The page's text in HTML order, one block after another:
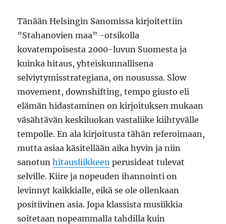
Tänään Helsingin Sanomissa kirjoitettiin
”Stahanovien maa” -otsikolla
kovatempoisesta 2000-luvun Suomesta ja
kuinka hitaus, yhteiskunnallisena
selviytymisstrategiana, on nousussa. Slow
movement, downshifting, tempo giusto eli
elämän hidastaminen on kirjoituksen mukaan
väsähtävän keskiluokan vastaliike kiihtyvälle
tempolle. En ala kirjoitusta tähän referoimaan,
mutta asiaa käsitellään aika hyvin ja niin
sanotunhitausliikkeen perusideat tulevat
selville. Kiire ja nopeuden ihannointi on
levinnyt kaikkialle, eikä se ole ollenkaan
positiivinen asia. Jopa klassista musiikkia
soitetaan nopeammalla tahdilla kuin